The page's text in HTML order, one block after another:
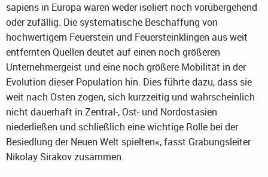
sapiens in Europa waren weder isoliert noch vorübergehend
oder zufällig. Die systematische Beschaffung von
hochwertigem Feuerstein und Feuersteinklingen aus weit
entfernten Quellen deutet auf einen noch größeren
Unternehmergeist und eine noch größere Mobilität in der
Evolution dieser Population hin. Dies führte dazu, dass sie
weit nach Osten zogen, sich kurzzeitig und wahrscheinlich
nicht dauerhaft in Zentral-, Ost- und Nordostasien
niederließen und schließlich eine wichtige Rolle bei der
Besiedlung der Neuen Welt spielten«, fasst Grabungsleiter
Nikolay Sirakov zusammen.